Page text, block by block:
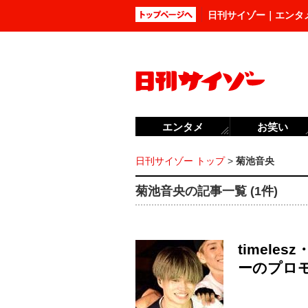
日刊サイゾー｜エン
日刊サイゾー トップ> 菊池音央
菊池音央の記事一覧 (1件)
timelesz
ーのプロ
エンタメ お笑い